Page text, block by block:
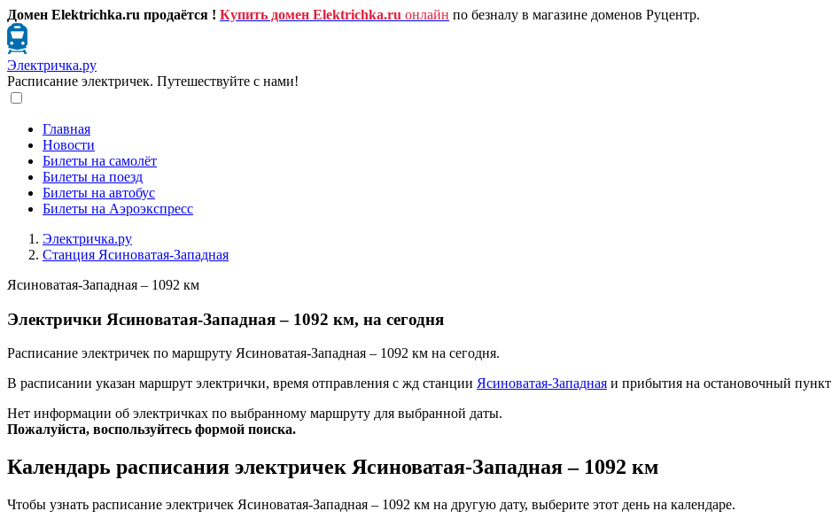
Домен Elektrichka.ru продаётся ! Купить домен Elektrichka.ru онлайн по безналу в магазине доменов Руцентр.
Электричка.ру
Расписание электричек. Путешествуйте с нами!
Главная
Новости
Билеты на самолёт
Билеты на поезд
Билеты на автобус
Билеты на Аэроэкспресс
Электричка.ру
Станция Ясиноватая-Западная
Ясиноватая-Западная – 1092 км
Электрички Ясиноватая-Западная – 1092 км, на сегодня
Расписание электричек по маршруту Ясиноватая-Западная – 1092 км на сегодня.
В расписании указан маршрут электрички, время отправления с жд станции Ясиноватая-Западная и прибытия на остановочный пункт
Нет информации об электричках по выбранному маршруту для выбранной даты.
Пожалуйста, воспользуйтесь формой поиска.
Календарь расписания электричек Ясиноватая-Западная – 1092 км
Чтобы узнать расписание электричек Ясиноватая-Западная – 1092 км на другую дату, выберите этот день на календаре.